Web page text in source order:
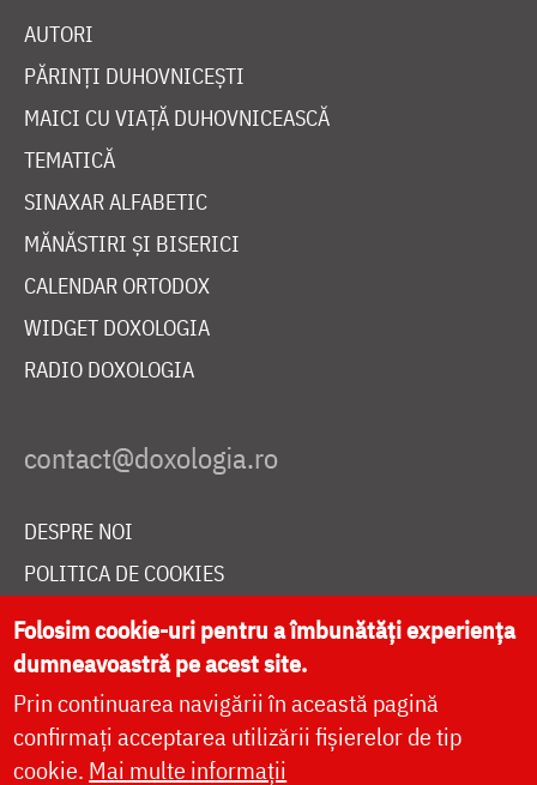
AUTORI
PĂRINȚI DUHOVNICEȘTI
MAICI CU VIAȚĂ DUHOVNICEASCĂ
TEMATICĂ
SINAXAR ALFABETIC
MĂNĂSTIRI ȘI BISERICI
CALENDAR ORTODOX
WIDGET DOXOLOGIA
RADIO DOXOLOGIA
DESPRE NOI
POLITICA DE COOKIES
DONEAZĂ ONLINE PENTRU CATEDRALA NAȚIONALĂ
LIVE
Folosim cookie-uri pentru a îmbunătăți experiența
dumneavoastră pe acest site.
Prin continuarea navigării în această pagină
confirmați acceptarea utilizării fișierelor de tip
cookie. Mai multe informații